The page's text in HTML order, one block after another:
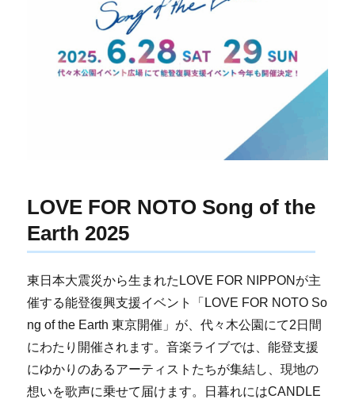
LOVE FOR NOTO Song of the
Earth 2025
東日本大震災から生まれたLOVE FOR NIPPONが主
催する能登復興支援イベント「LOVE FOR NOTO So
ng of the Earth 東京開催」が、代々木公園にて2日間
にわたり開催されます。音楽ライブでは、能登支援
にゆかりのあるアーティストたちが集結し、現地の
想いを歌声に乗せて届けます。日暮れにはCANDLE